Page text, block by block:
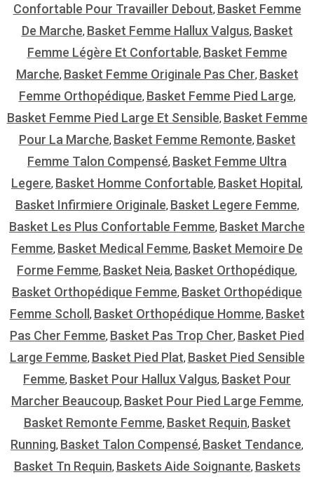
Confortable Pour Travailler Debout, Basket Femme
De Marche, Basket Femme Hallux Valgus, Basket
Femme Légère Et Confortable, Basket Femme
Marche, Basket Femme Originale Pas Cher, Basket
Femme Orthopédique, Basket Femme Pied Large,
Basket Femme Pied Large Et Sensible, Basket Femme
Pour La Marche, Basket Femme Remonte, Basket
Femme Talon Compensé, Basket Femme Ultra
Legere, Basket Homme Confortable, Basket Hopital,
Basket Infirmiere Originale, Basket Legere Femme,
Basket Les Plus Confortable Femme, Basket Marche
Femme, Basket Medical Femme, Basket Memoire De
Forme Femme, Basket Neia, Basket Orthopédique,
Basket Orthopédique Femme, Basket Orthopédique
Femme Scholl, Basket Orthopédique Homme, Basket
Pas Cher Femme, Basket Pas Trop Cher, Basket Pied
Large Femme, Basket Pied Plat, Basket Pied Sensible
Femme, Basket Pour Hallux Valgus, Basket Pour
Marcher Beaucoup, Basket Pour Pied Large Femme,
Basket Remonte Femme, Basket Requin, Basket
Running, Basket Talon Compensé, Basket Tendance,
Basket Tn Requin, Baskets Aide Soignante, Baskets